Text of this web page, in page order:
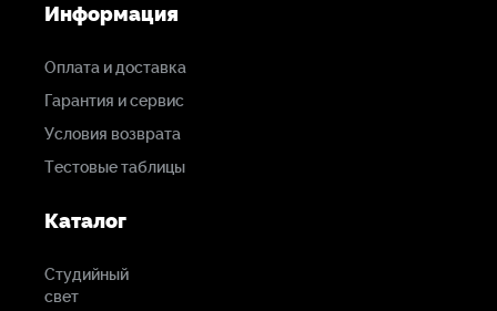
Информация
Оплата и доставка
Гарантия и сервис
Условия возврата
Тестовые таблицы
Каталог
Студийный
свет